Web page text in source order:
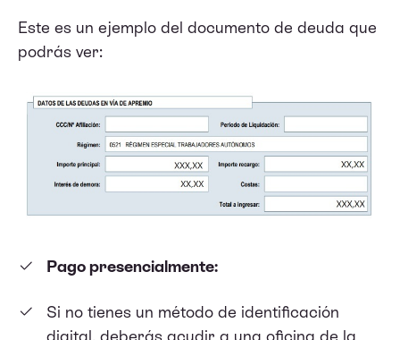
Este es un ejemplo del documento de deuda que
podrás ver:
Pago presencialmente:
Si no tienes un método de identificación
digital, deberás acudir a una oficina de la